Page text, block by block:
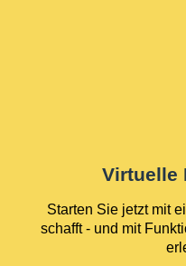
Virtuelle
Starten Sie jetzt mit
schafft - und mit